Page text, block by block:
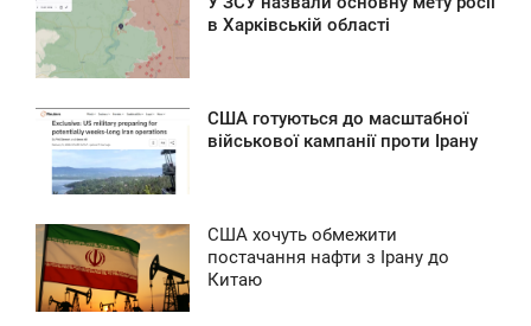
в Харківській області
США готуються до масштабної
військової кампанії проти Ірану
США хочуть обмежити
постачання нафти з Ірану до
Китаю